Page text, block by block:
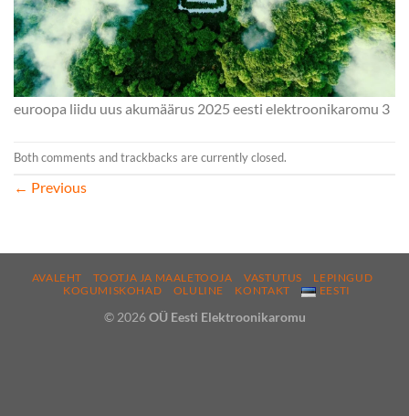
euroopa liidu uus akumäärus 2025 eesti elektroonikaromu 3
Both comments and trackbacks are currently closed.
← Previous
AVALEHT TOOTJA JA MAALETOOJA VASTUTUS
LEPINGUD
KOGUMISKOHAD
OLULINE KONTAKT EESTI
© 2026OÜ Eesti Elektroonikaromu